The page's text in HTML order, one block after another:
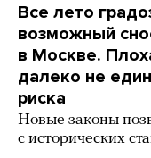
Все лето
возможный
в Москве.
далеко не
риска
Новые законы
с исторических